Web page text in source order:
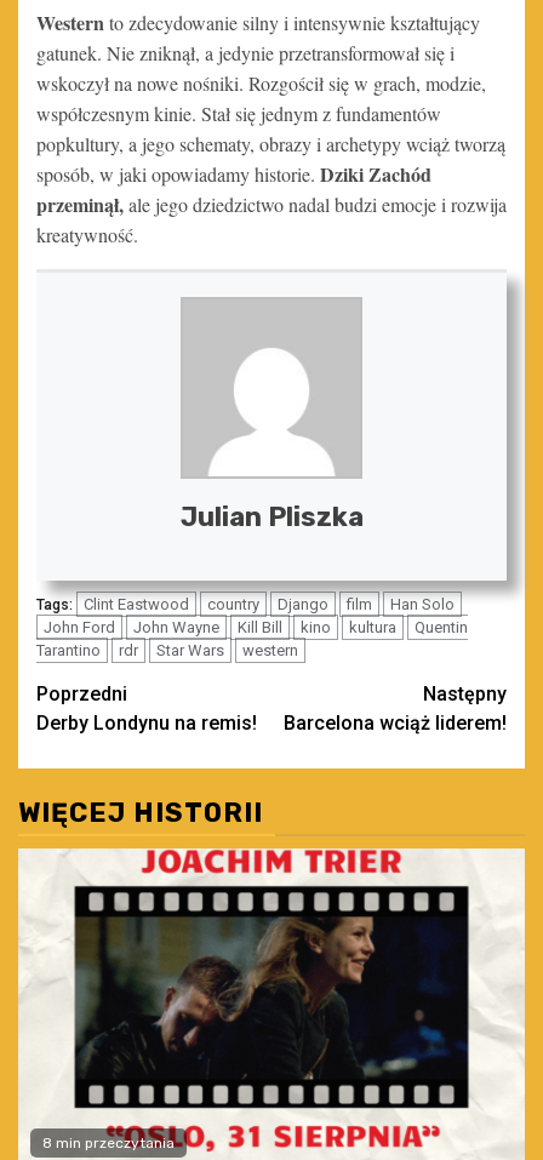
Westernto zdecydowanie silny i intensywnie kształtujący
gatunek. Nie zniknął, a jedynie przetransformował się i
wskoczył na nowe nośniki. Rozgościł się w grach, modzie,
współczesnym kinie. Stał się jednym z fundamentów
popkultury, a jego schematy, obrazy i archetypy wciąż tworzą
sposób, w jaki opowiadamy historie. Dziki Zachód
przeminął,ale jego dziedzictwo nadal budzi emocje i rozwija
kreatywność.
Julian Pliszka
Tags: Clint Eastwood country Django film
Han Solo
John Ford
John Wayne Kill Bill kino kultura
Quentin
Tarantino
rdr Star Wars western
Zobacz
wpisy
Poprzedni
Derby Londynu na remis!
Następny
Barcelona wciąż liderem!
WIĘCEJ HISTORII
8 min przeczytania